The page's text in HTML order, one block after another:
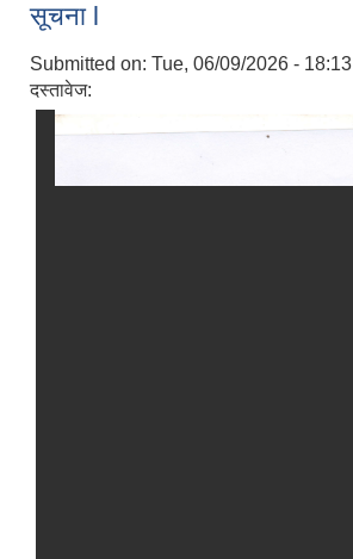
सूचना l
Submitted on: Tue, 06/09/2026 - 18:13
दस्तावेज: